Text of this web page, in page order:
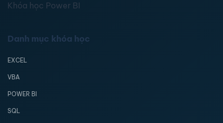
Khóa học Power BI
Danh mục khóa học
EXCEL
VBA
POWER BI
SQL